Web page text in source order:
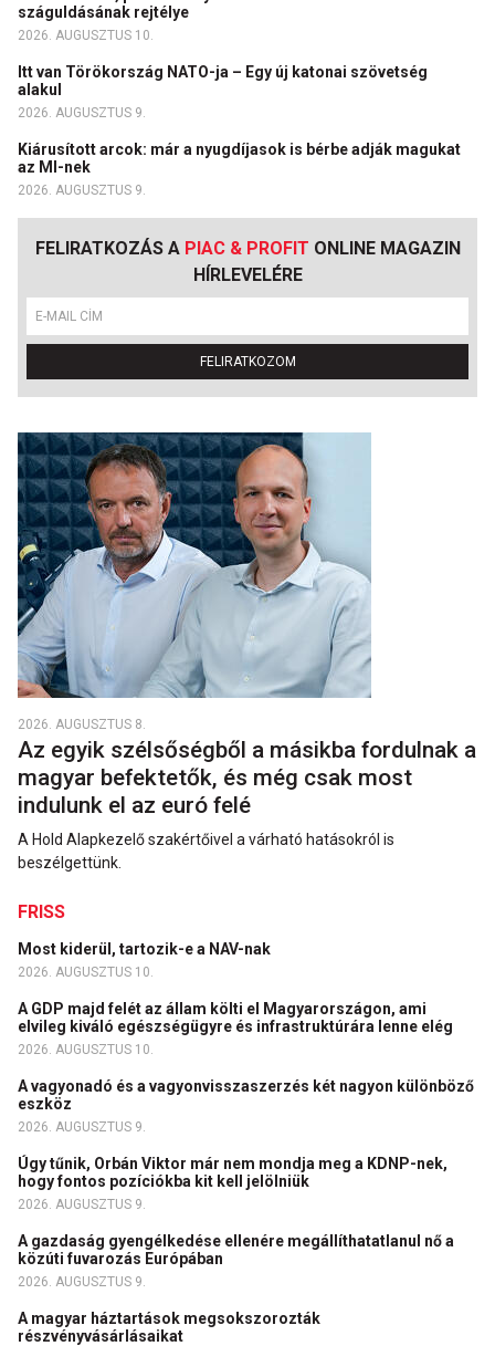
száguldásának rejtélye
2026. AUGUSZTUS 10.
Itt van Törökország NATO-ja – Egy új katonai szövetség
alakul
2026. AUGUSZTUS 9.
Kiárusított arcok: már a nyugdíjasok is bérbe adják magukat
az MI-nek
2026. AUGUSZTUS 9.
FELIRATKOZÁS A PIAC & PROFIT ONLINE MAGAZIN
HÍRLEVELÉRE
FELIRATKOZOM
2026. AUGUSZTUS 8.
Az egyik szélsőségből a másikba fordulnak a
magyar befektetők, és még csak most
indulunk el az euró felé
A Hold Alapkezelő szakértőivel a várható hatásokról is
beszélgettünk.
FRISS
Most kiderül, tartozik-e a NAV-nak
2026. AUGUSZTUS 10.
A GDP majd felét az állam költi el Magyarországon, ami
elvileg kiváló egészségügyre és infrastruktúrára lenne elég
2026. AUGUSZTUS 10.
A vagyonadó és a vagyonvisszaszerzés két nagyon különböző
eszköz
2026. AUGUSZTUS 9.
Úgy tűnik, Orbán Viktor már nem mondja meg a KDNP-nek,
hogy fontos pozíciókba kit kell jelölniük
2026. AUGUSZTUS 9.
A gazdaság gyengélkedése ellenére megállíthatatlanul nő a
közúti fuvarozás Európában
2026. AUGUSZTUS 9.
A magyar háztartások megsokszorozták
részvényvásárlásaikat